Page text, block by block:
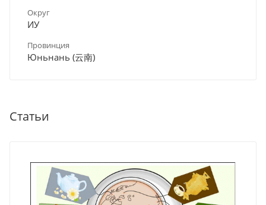
Округ
ИУ
Провинция
Юньнань (云南)
Статьи